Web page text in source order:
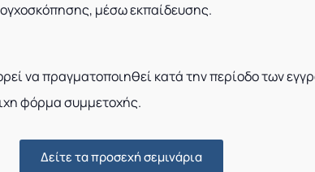
μέσω εκπαίδευσης.
να πραγματοποιηθεί κατά την περίοδο των
φόρμα συμμετοχής.
Δείτε τα προσεχή σεμινάρια